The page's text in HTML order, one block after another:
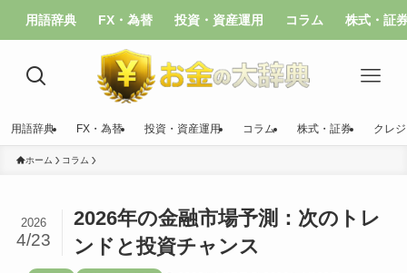
用語辞典 FX・為替 投資・資産運用 コラム 株式・証
用語辞典 FX・為替 投資・資産運用 コラム 株式・証券 クレ
ホーム コラム
2026年の金融市場予測：次のトレ
ンドと投資チャンス
2026
4/23